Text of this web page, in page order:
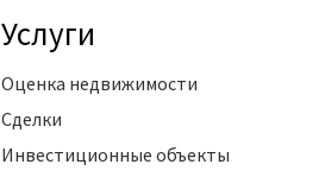
Услуги
Оценка недвижимости
Сделки
Инвестиционные объекты